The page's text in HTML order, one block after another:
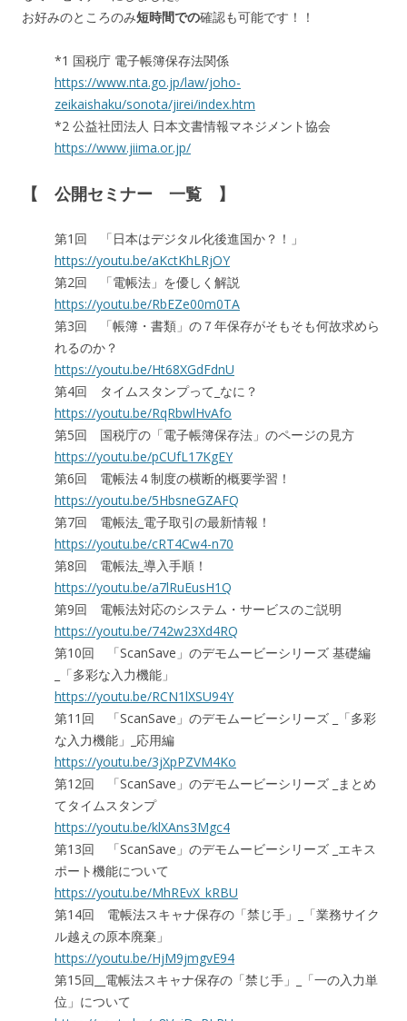
お好みのところのみ短時間での確認も可能です！！
*1 国税庁 電子帳簿保存法関係
https://www.nta.go.jp/law/joho-
zeikaishaku/sonota/jirei/index.htm
*2 公益社団法人 日本文書情報マネジメント協会
https://www.jiima.or.jp/
【 公開セミナー 一覧 】
第1回 「日本はデジタル化後進国か？！」
https://youtu.be/aKctKhLRjOY
第2回 「電帳法」を優しく解説
https://youtu.be/RbEZe00m0TA
第3回 「帳簿・書類」の７年保存がそもそも何故求めら
れるのか？
https://youtu.be/Ht68XGdFdnU
第4回 タイムスタンプって_なに？
https://youtu.be/RqRbwlHvAfo
第5回 国税庁の「電子帳簿保存法」のページの見方
https://youtu.be/pCUfL17KgEY
第6回 電帳法４制度の横断的概要学習！
https://youtu.be/5HbsneGZAFQ
第7回 電帳法_電子取引の最新情報！
https://youtu.be/cRT4Cw4-n70
第8回 電帳法_導入手順！
https://youtu.be/a7lRuEusH1Q
第9回 電帳法対応のシステム・サービスのご説明
https://youtu.be/742w23Xd4RQ
第10回 「ScanSave」のデモムービーシリーズ 基礎編
_「多彩な入力機能」
https://youtu.be/RCN1lXSU94Y
第11回 「ScanSave」のデモムービーシリーズ _「多彩
な入力機能」_応用編
https://youtu.be/3jXpPZVM4Ko
第12回 「ScanSave」のデモムービーシリーズ _まとめ
てタイムスタンプ
https://youtu.be/klXAns3Mgc4
第13回 「ScanSave」のデモムービーシリーズ _エキス
ポート機能について
https://youtu.be/MhREvX_kRBU
第14回 電帳法スキャナ保存の「禁じ手」_「業務サイク
ル越えの原本廃棄」
https://youtu.be/HjM9jmgvE94
第15回__電帳法スキャナ保存の「禁じ手」_「一の入力単
位」について